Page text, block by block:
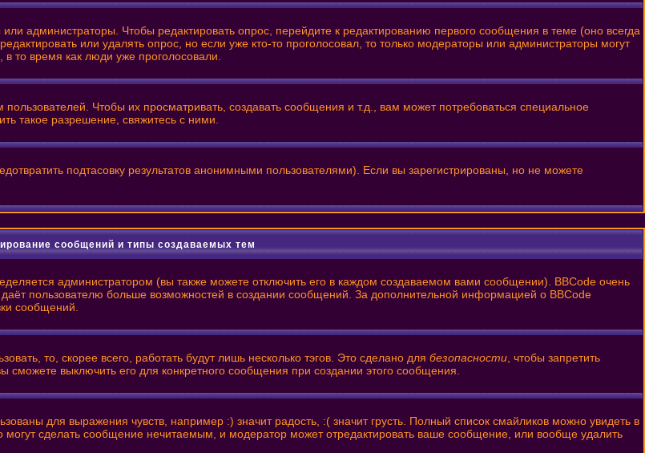
администраторы. Чтобы редактировать опрос, перейдите к редактированию первого сообщения в теме (оно всегда
или удалять опрос, но если уже кто-то проголосовал, то только модераторы или администраторы могут
то время как люди уже проголосовали.
Чтобы их просматривать, создавать сообщения и т.д., вам может потребоваться специальное
такое разрешение, свяжитесь с ними.
подтасовку результатов анонимными пользователями). Если вы зарегистрированы, но не можете
сообщений и типы создаваемых тем
администратором (вы также можете отключить его в каждом создаваемом вами сообщении). BBCode очень
пользователю больше возможностей в создании сообщений. За дополнительной информацией о BBCode
сообщений.
то, скорее всего, работать будут лишь несколько тэгов. Это сделано для безопасности , чтобы запретить
сможете выключить его для конкретного сообщения при создании этого сообщения.
для выражения чувств, например :) значит радость, :( значит грусть. Полный список смайликов можно увидеть в
сделать сообщение нечитаемым, и модератор может отредактировать ваше сообщение, или вообще удалить